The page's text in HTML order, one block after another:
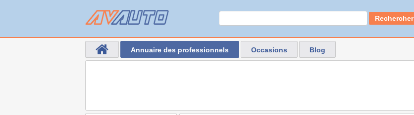
Rechercher
Annuaire des professionnels Occasions Blog